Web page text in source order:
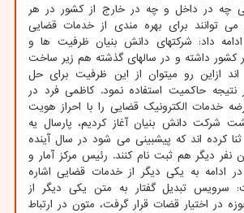
چه در داخل و چه در خارج از کشور در هر
می توانند برای بهره مندی از خدمات قضایی
داد: شرکتهای دانش بنیان ظرفیت ها و
کشور داشته و در سالهای گذشته هم زیر ساخت
ازاین رو میتوان از این ظرفیت برای حل
حاکمیت استفاده نمود. کاظمی فرد در
خدمات الکترونیک قضایی را با احراز هویت
شرکت دانش بنیان آغاز کردیم، پارسال یه
ثنا کرده اند که پیشبینی می شود در سال آینده
دیگر هم ثبت نام کنند. رئیس مرکز آمار و
ادامه به یکی دیگر از خدمات قضایی اشاره
سرویس تبدیل گفتار به متن یکی دیگر از
در اختیار قضات قرار گرفت، متون در ارتباط